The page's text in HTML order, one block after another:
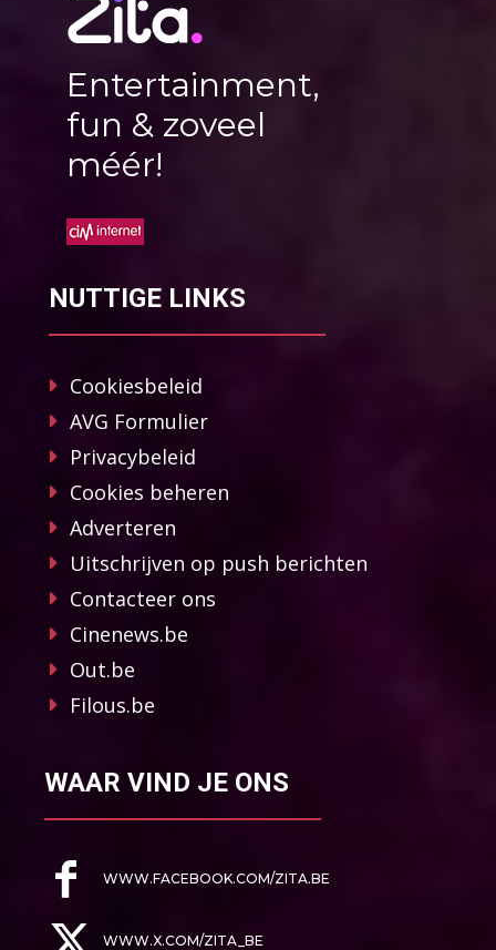
Entertainment,
fun & zoveel
méér!
NUTTIGE LINKS
Cookiesbeleid
AVG Formulier
Privacybeleid
Cookies beheren
Adverteren
Uitschrijven op push berichten
Contacteer ons
Cinenews.be
Out.be
Filous.be
WAAR VIND JE ONS
WWW.FACEBOOK.COM/ZITA.BE
WWW.X.COM/ZITA_BE